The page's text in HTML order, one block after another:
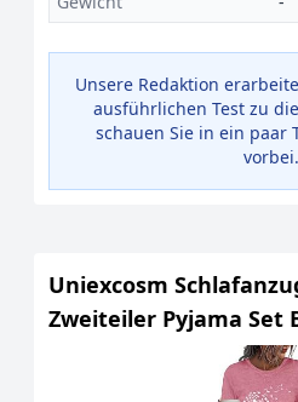
Unsere Redaktion
ausführlichen Test zu
schauen Sie in ein paar
vorbei.
Uniexcosm
Zweiteiler Pyjama Set
Nachtwäsche
Oberteil und Polka